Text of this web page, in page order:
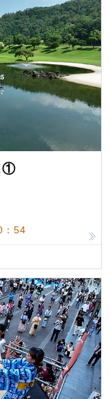
①
：54